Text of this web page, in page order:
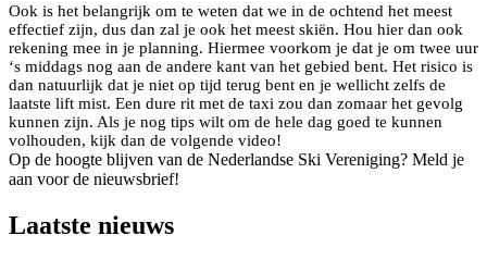
Ook is het belangrijk om te weten dat we in de ochtend het meest
effectief zijn, dus dan zal je ook het meest skiën. Hou hier dan ook
rekening mee in je planning. Hiermee voorkom je dat je om twee uur
‘s middags nog aan de andere kant van het gebied bent. Het risico is
dan natuurlijk dat je niet op tijd terug bent en je wellicht zelfs de
laatste lift mist. Een dure rit met de taxi zou dan zomaar het gevolg
kunnen zijn. Als je nog tips wilt om de hele dag goed te kunnen
volhouden, kijk dan de volgende video!
Op de hoogte blijven van de Nederlandse Ski Vereniging? Meld je
aan voor de nieuwsbrief!
Laatste nieuws